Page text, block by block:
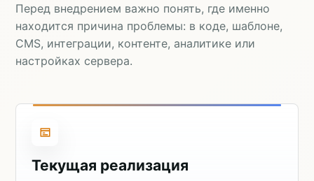
Перед внедрением важно понять, где именно
находится причина проблемы: в коде, шаблоне,
CMS, интеграции, контенте, аналитике или
настройках сервера.
Текущая реализация